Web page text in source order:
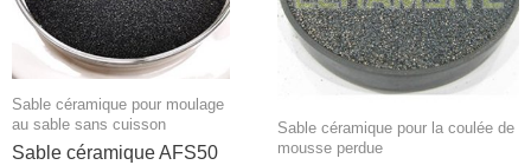
Sable céramique pour moulage
au sable sans cuisson
Sable céramique AFS50
Sable céramique pour la coulée de
mousse perdue